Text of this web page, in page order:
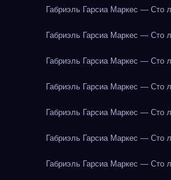
Габриэль Гарсиа Маркес — Сто
Габриэль Гарсиа Маркес — Сто
Габриэль Гарсиа Маркес — Сто
Габриэль Гарсиа Маркес — Сто
Габриэль Гарсиа Маркес — Сто
Габриэль Гарсиа Маркес — Сто
Габриэль Гарсиа Маркес — Сто